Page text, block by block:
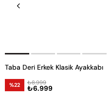
Taba Deri Erkek Klasik Ayakkabı
%22 ₺6.999
₺8.999